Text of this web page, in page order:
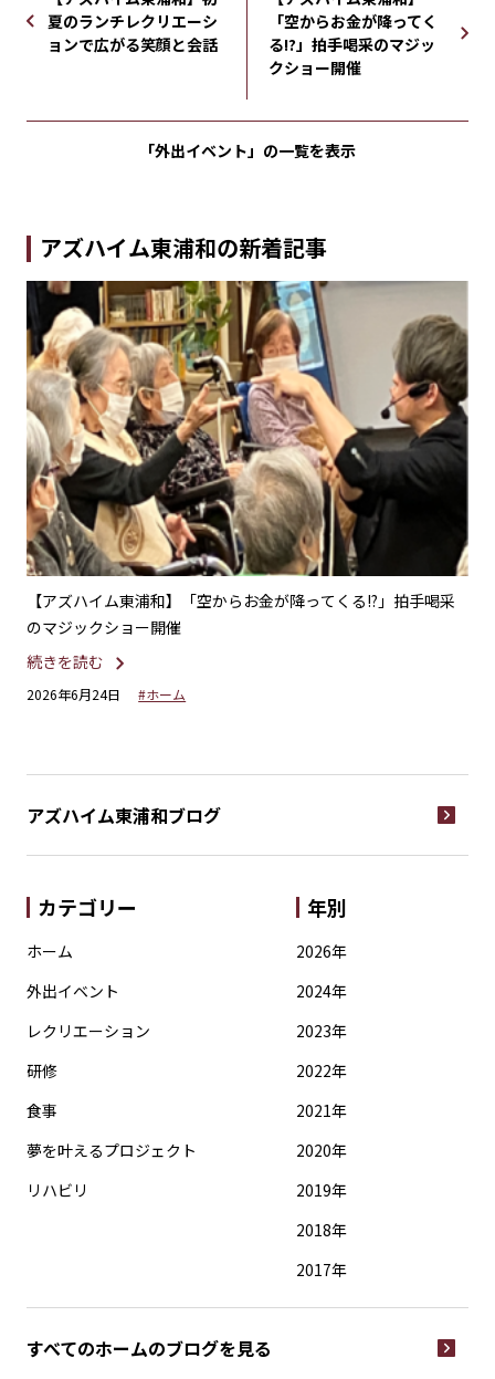
夏のランチレクリエーシ
ョンで広がる笑顔と会話
「空からお金が降ってく
る!?」拍手喝采のマジッ
クショー開催
「外出イベント」の一覧を表示
アズハイム東浦和の新着記事
【アズハイム東浦和】「空からお金が降ってくる!?」拍手喝采
のマジックショー開催
続きを読む
2026年6月24日 #ホーム
アズハイム東浦和ブログ
カテゴリー
ホーム
外出イベント
レクリエーション
研修
食事
夢を叶えるプロジェクト
リハビリ
年別
2026年
2024年
2023年
2022年
2021年
2020年
2019年
2018年
2017年
すべてのホームのブログを見る